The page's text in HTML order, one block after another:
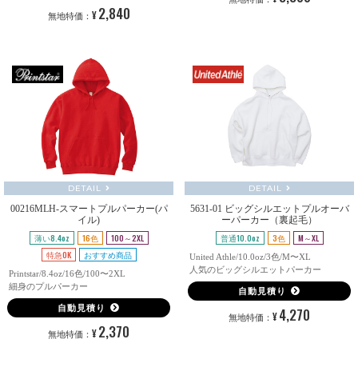
無地特価： ¥ 2,840
DETAIL
00216MLH-スマートプルパーカー(パ
イル)
薄い8.4oz 16色
100～2XL
特急OK
おすすめ商品
Printstar/8.4oz/16色/100〜2XL
細身のプルパーカー
自動見積り
無地特価：¥ 2,370
DETAIL
5631-01 ビッグシルエットプルオーバ
ーパーカー（裏起毛）
普通10.0oz 3色 M～XL
United Athle/10.0oz/3色/M〜XL
人気のビッグシルエットパーカー
自動見積り
無地特価：¥ 4,270